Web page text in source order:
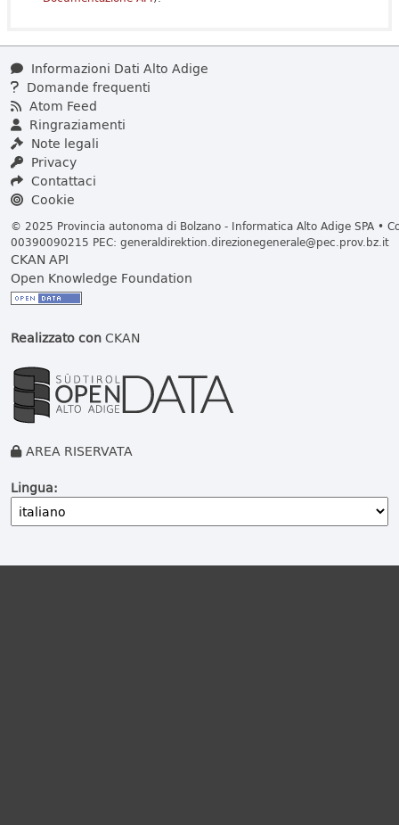
Informazioni Dati Alto Adige
Domande frequenti
Atom Feed
Ringraziamenti
Note legali
Privacy
Contattaci
Cookie
© 2025 Provincia autonoma di Bolzano - Informatica Alto Adige SPA •
00390090215 PEC: generaldirektion.direzionegenerale@pec.prov.bz.it
CKAN API
Open Knowledge Foundation
Realizzato conCKAN
AREA RISERVATA
Lingua